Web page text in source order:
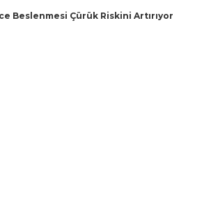
Beslenmesi Çürük Riskini Artırıyor